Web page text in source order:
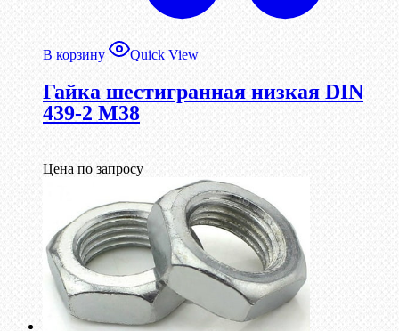
В корзину Quick View
Гайка шестигранная низкая DIN
439-2 М38
Цена по запросу